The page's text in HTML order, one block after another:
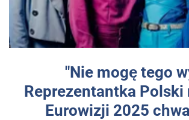
"Nie mogę tego
Reprezentantka
Eurowizji 2025